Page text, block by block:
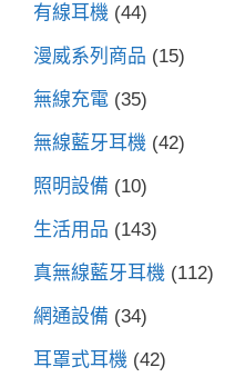
有線耳機 (44)
漫威系列商品 (15)
無線充電 (35)
無線藍牙耳機 (42)
照明設備 (10)
生活用品 (143)
真無線藍牙耳機 (112)
網通設備 (34)
耳罩式耳機 (42)